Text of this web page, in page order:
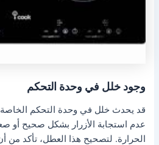
وجود خلل في وحدة التحكم
قد يحدث خلل في وحدة التحكم الخاصة
عدم استجابة الأزرار بشكل صحيح
الحرارة. لتصحيح هذا العطل، تأكد من